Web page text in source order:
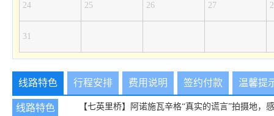
24 25 26 27
31
线路特色 行程安排 费用说明 签约付款 温馨提
线路特色
【七英里桥】阿诺施瓦辛格“真实的谎言”拍摄地，